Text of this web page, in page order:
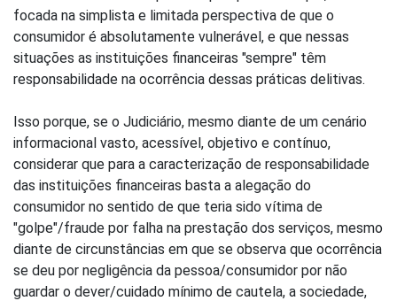
focada na simplista e limitada perspectiva de que o
consumidor é absolutamente vulnerável, e que nessas
situações as instituições financeiras "sempre" têm
responsabilidade na ocorrência dessas práticas delitivas.
Isso porque, se o Judiciário, mesmo diante de um cenário
informacional vasto, acessível, objetivo e contínuo,
considerar que para a caracterização de responsabilidade
das instituições financeiras basta a alegação do
consumidor no sentido de que teria sido vítima de
"golpe"/fraude por falha na prestação dos serviços, mesmo
diante de circunstâncias em que se observa que ocorrência
se deu por negligência da pessoa/consumidor por não
guardar o dever/cuidado mínimo de cautela, a sociedade,